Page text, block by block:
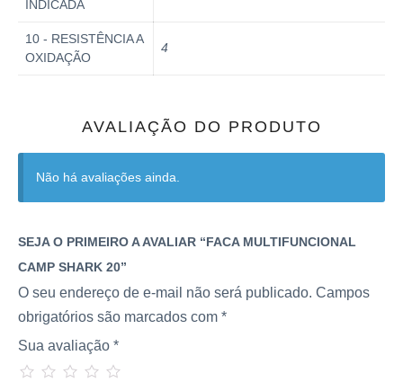
INDICADA
10 - RESISTÊNCIA A
OXIDAÇÃO
4
AVALIAÇÃO DO PRODUTO
Não há avaliações ainda.
SEJA O PRIMEIRO A AVALIAR “FACA MULTIFUNCIONAL
CAMP SHARK 20”
O seu endereço de e-mail não será publicado. Campos
obrigatórios são marcados com *
Sua avaliação *